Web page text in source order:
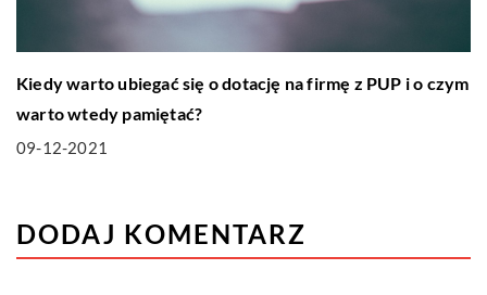
Kiedy warto ubiegać się o dotację na firmę z PUP i o czym
warto wtedy pamiętać?
09-12-2021
DODAJ KOMENTARZ